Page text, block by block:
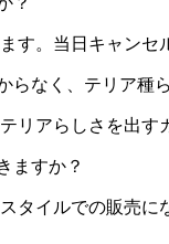
す。当日キャンセ
らなく、テリア種
リアらしさを出す
ますか？
タイルでの販売